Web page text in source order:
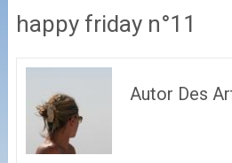
happy friday n°11
Autor Des